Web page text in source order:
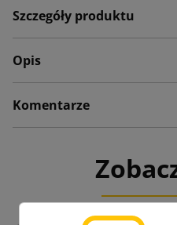
Szczegóły produktu
Opis
Komentarze